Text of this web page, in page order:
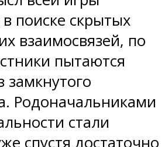
поиске скрытых
взаимосвязей, по
пытаются
замкнутого
Родоначальниками
стали
спустя достаточно